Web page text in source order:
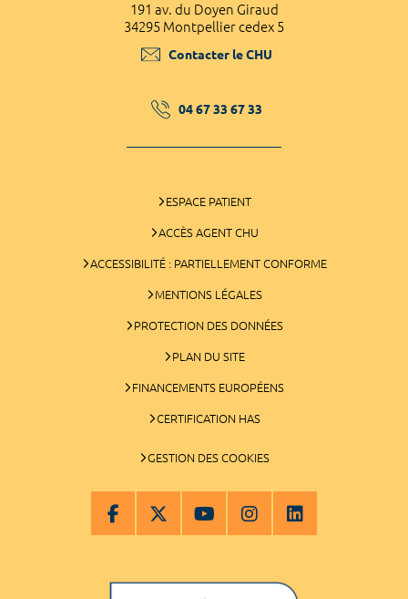
191 av. du Doyen Giraud
34295 Montpellier cedex 5
Contacter le CHU
04 67 33 67 33
ESPACE PATIENT
ACCÈS AGENT CHU
ACCESSIBILITÉ : PARTIELLEMENT CONFORME
MENTIONS LÉGALES
PROTECTION DES DONNÉES
PLAN DU SITE
FINANCEMENTS EUROPÉENS
CERTIFICATION HAS
GESTION DES COOKIES